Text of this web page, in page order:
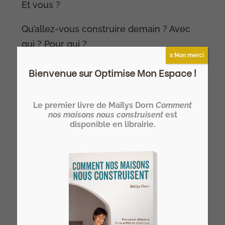
Et vous ?
Qu’allez-vous construire demain ? Avec
qui ? Pour qui ?
Téléchargez
gratuitement le
Bienvenue sur Optimise Mon Espace !
Le premier livre de Maïlys Dorn Comment
nos maisons nous construisent est
disponible en librairie.
x Non merci